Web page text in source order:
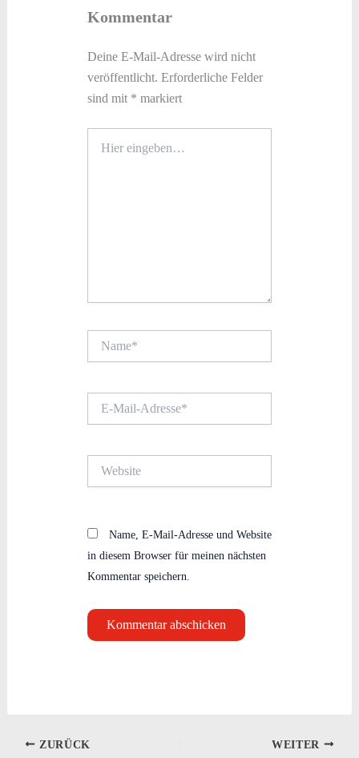
Kommentar
Deine E-Mail-Adresse wird nicht
veröffentlicht. Erforderliche Felder
sind mit * markiert
eingeben…
Mail-
Name, E-Mail-Adresse und Website
in diesem Browser für meinen nächsten
Kommentar speichern.
ZURÜCK WEITER